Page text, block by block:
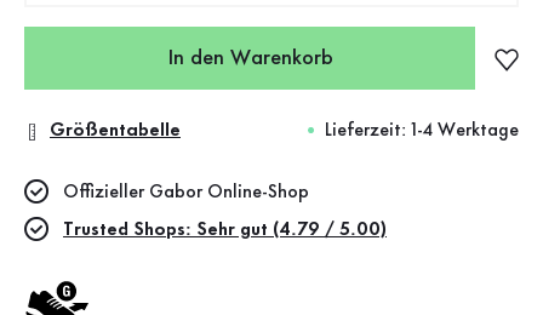
In den Warenkorb
Größentabelle Lieferzeit: 1-4 Werktage
Offizieller Gabor Online-Shop
Trusted Shops: Sehr gut (4.79 / 5.00)